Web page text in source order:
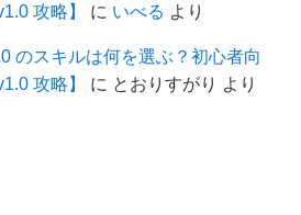
攻略】
に いべる より
のスキルは何を選ぶ？初心者向
攻略】
に とおりすがり より